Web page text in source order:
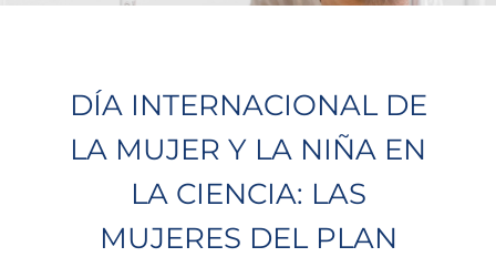
DÍA INTERNACIONAL DE
LA MUJER Y LA NIÑA EN
LA CIENCIA: LAS
MUJERES DEL PLAN